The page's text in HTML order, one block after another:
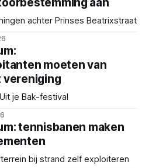
aan
achter Prinses Beatrixstraat
moeten van
vereniging
je Bak-festival
tennisbanen maken
bij strand zelf exploiteren